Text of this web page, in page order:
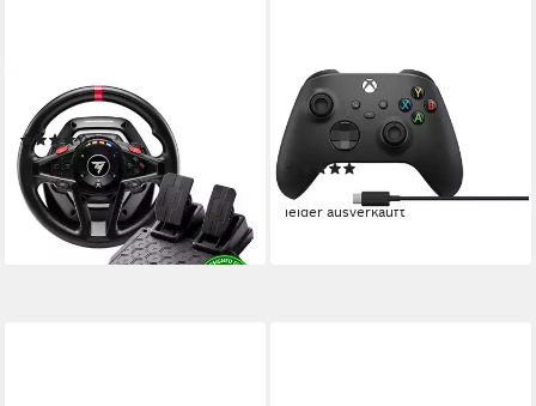
THRUSTMASTER
T128X/S FF Wheel Joystick
(6)
ab 155,87 € UVP179,99 €
14,24 €mtl. in 12 Raten
-13%
lieferbar - in 3-4 Werktagen bei dir
XBOX
Wireless PC USBC Xbox-
Controller
(3)
ab 76,74 €
leider ausverkauft